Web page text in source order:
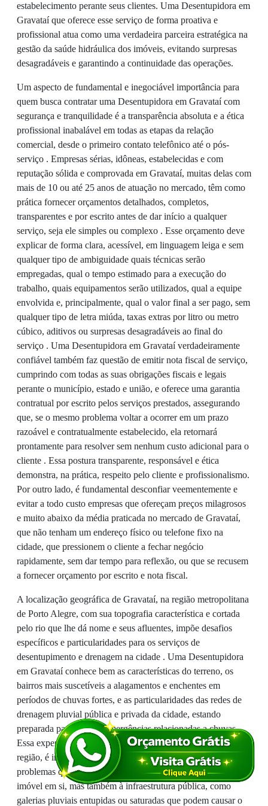
estabelecimento perante seus clientes. Uma Desentupidora em
Gravataí que oferece esse serviço de forma proativa e
profissional atua como uma verdadeira parceira estratégica na
gestão da saúde hidráulica dos imóveis, evitando surpresas
desagradáveis e garantindo a continuidade das operações.
Um aspecto de fundamental e inegociável importância para
quem busca contratar uma Desentupidora em Gravataí com
segurança e tranquilidade é a transparência absoluta e a ética
profissional inabalável em todas as etapas da relação
comercial, desde o primeiro contato telefônico até o pós-
serviço . Empresas sérias, idôneas, estabelecidas e com
reputação sólida e comprovada em Gravataí, muitas delas com
mais de 10 ou até 25 anos de atuação no mercado, têm como
prática fornecer orçamentos detalhados, completos,
transparentes e por escrito antes de dar início a qualquer
serviço, seja ele simples ou complexo . Esse orçamento deve
explicar de forma clara, acessível, em linguagem leiga e sem
qualquer tipo de ambiguidade quais técnicas serão
empregadas, qual o tempo estimado para a execução do
trabalho, quais equipamentos serão utilizados, qual a equipe
envolvida e, principalmente, qual o valor final a ser pago, sem
qualquer tipo de letra miúda, taxas extras por litro ou metro
cúbico, aditivos ou surpresas desagradáveis ao final do
serviço . Uma Desentupidora em Gravataí verdadeiramente
confiável também faz questão de emitir nota fiscal de serviço,
cumprindo com todas as suas obrigações fiscais e legais
perante o município, estado e união, e oferece uma garantia
contratual por escrito pelos serviços prestados, assegurando
que, se o mesmo problema voltar a ocorrer em um prazo
razoável e contratualmente estabelecido, ela retornará
prontamente para resolver sem nenhum custo adicional para o
cliente . Essa postura transparente, responsável e ética
demonstra, na prática, respeito pelo cliente e profissionalismo.
Por outro lado, é fundamental desconfiar veementemente e
evitar a todo custo empresas que ofereçam preços milagrosos
e muito abaixo da média praticada no mercado de Gravataí,
que não tenham um endereço físico ou telefone fixo na
cidade, que pressionem o cliente a fechar negócio
rapidamente, sem dar tempo para reflexão, ou que se recusem
a fornecer orçamento por escrito e nota fiscal.
A localização geográfica de Gravataí, na região metropolitana
de Porto Alegre, com sua topografia característica e cortada
pelo rio que lhe dá nome e seus afluentes, impõe desafios
específicos e particularidades para os serviços de
desentupimento e drenagem na cidade . Uma Desentupidora
em Gravataí conhece bem as características do terreno, os
bairros mais suscetíveis a alagamentos e enchentes em
períodos de chuvas fortes, e as particularidades das redes de
drenagem pluvial pública e privada da cidade, estando
preparada para atender emergências relacionadas a chuvas .
Essa expertise local, adquirida ao longo de anos de atuação na
região, é inestimável para diagnosticar corretamente
problemas que podem estar relacionados não apenas ao
imóvel em si, mas também à infraestrutura pública, como
galerias pluviais entupidas ou saturadas que podem causar o